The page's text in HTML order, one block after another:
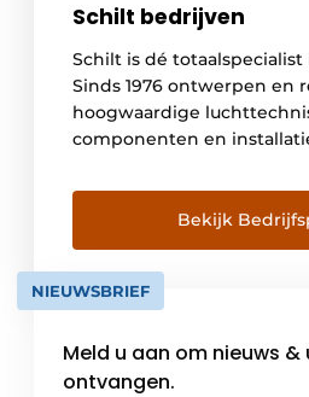
Schilt bedrijven
Schilt is dé
Sinds 1976 ontwerpen en
hoogwaardige
componenten en
voor iedereen, ongeacht
of het nu gaat om een
fabriekshal, ziekenhuis,
laboratorium. Vanuit onze
land gelegen vestiging in
Bekijk
NIEUWSBRIEF
Meld u aan om nieuws
ontvangen.